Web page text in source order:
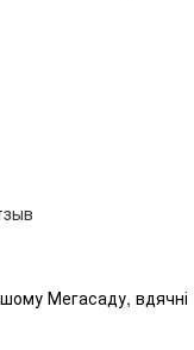
Мегасаду, вдячні